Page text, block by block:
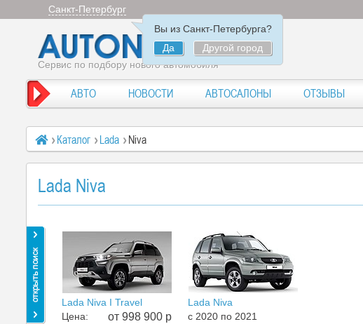
Санкт-Петербург
Вы из Санкт-Петербурга?
Да
Другой город
Сервис по подбору нового автомобиля
АВТО НОВОСТИ АВТОСАЛОНЫ ОТЗЫВЫ
Каталог Lada Niva
Lada Niva
Lada Niva I Travel
от 998 900 р
Цена:
Lada Niva
c 2020 по 2021